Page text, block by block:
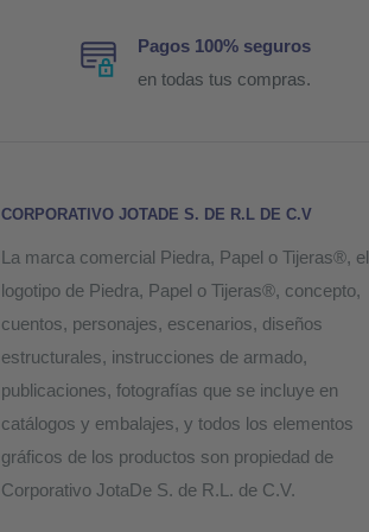
Pagos 100% seguros
en todas tus compras.
CORPORATIVO JOTADE S. DE R.L DE C.V
La marca comercial Piedra, Papel o Tijeras®, el
logotipo de Piedra, Papel o Tijeras®, concepto,
cuentos, personajes, escenarios, diseños
estructurales, instrucciones de armado,
publicaciones, fotografías que se incluye en
catálogos y embalajes, y todos los elementos
gráficos de los productos son propiedad de
Corporativo JotaDe S. de R.L. de C.V.